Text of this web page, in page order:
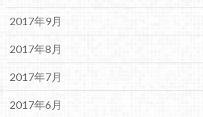
2017年9月
2017年8月
2017年7月
2017年6月